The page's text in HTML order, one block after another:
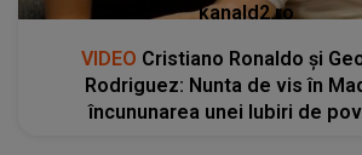
kanald2.ro
VIDEO Cristiano Ronaldo și
Rodriguez: Nunta de vis în
încununarea unei Iubiri de